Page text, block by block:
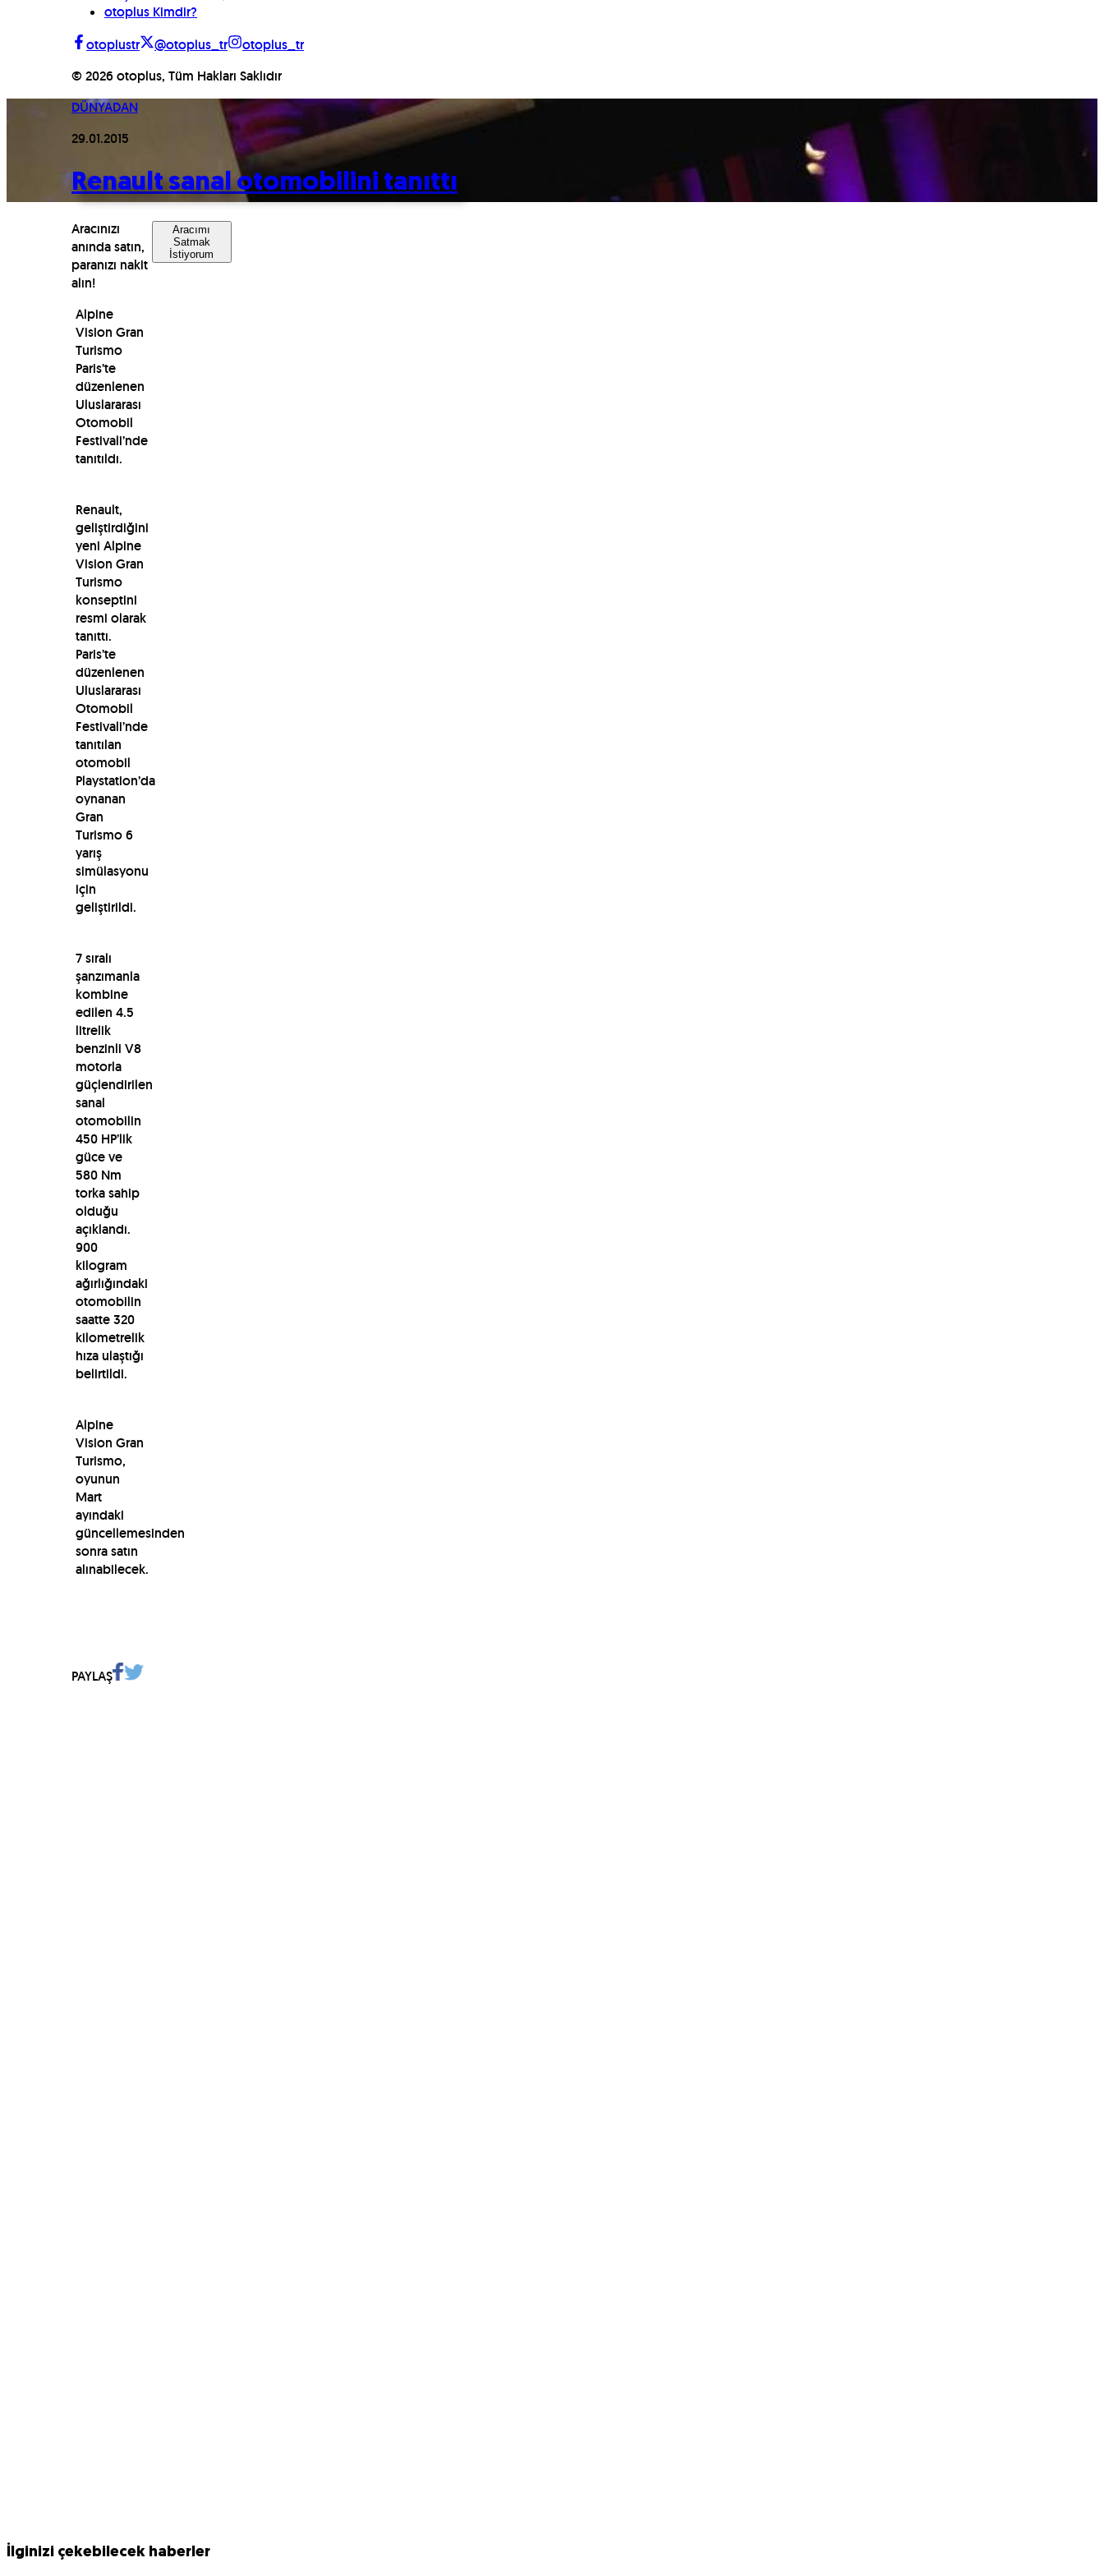
otoplus Kimdir?
otoplustr
@otoplus_tr
otoplus_tr
© 2026 otoplus, Tüm Hakları Saklıdır
DÜNYADAN
29.01.2015
Renault sanal otomobilini tanıttı
Aracınızı
anında satın,
paranızı nakit
alın!
Aracımı
Satmak
İstiyorum
Alpine
Vision Gran
Turismo
Paris’te
düzenlenen
Uluslararası
Otomobil
Festivali’nde
tanıtıldı.
Renault,
geliştirdiğini
yeni Alpine
Vision Gran
Turismo
konseptini
resmi olarak
tanıttı.
Paris’te
düzenlenen
Uluslararası
Otomobil
Festivali’nde
tanıtılan
otomobil
Playstation’da
oynanan
Gran
Turismo 6
yarış
simülasyonu
için
geliştirildi.
7 sıralı
şanzımanla
kombine
edilen 4.5
litrelik
benzinli V8
motorla
güçlendirilen
sanal
otomobilin
450 HP’lik
güce ve
580 Nm
torka sahip
olduğu
açıklandı.
900
kilogram
ağırlığındaki
otomobilin
saatte 320
kilometrelik
hıza ulaştığı
belirtildi.
Alpine
Vision Gran
Turismo,
oyunun
Mart
ayındaki
güncellemesinden
sonra satın
alınabilecek.
PAYLAŞ
İlginizi çekebilecek haberler